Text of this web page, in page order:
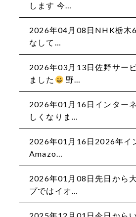
します 今…
2026年04月08日NHK栃木
なして…
2026年03月13日佐野サー
ました
野…
2026年01月16日インター
しくなりま…
2026年01月16日2026年イ
Amazo…
2026年01月08日先日から
プではイオ…